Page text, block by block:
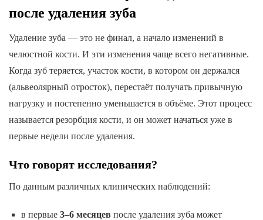
после удаления зуба
Удаление зуба — это не финал, а начало изменений в
челюстной кости. И эти изменения чаще всего негативные.
Когда зуб теряется, участок кости, в котором он держался
(альвеолярный отросток), перестаёт получать привычную
нагрузку и постепенно уменьшается в объёме. Этот процесс
называется резорбция кости, и он может начаться уже в
первые недели после удаления.
Что говорят исследования?
По данным различных клинических наблюдений:
в первые 3–6 месяцев после удаления зуба может